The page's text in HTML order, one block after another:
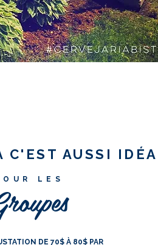
C'EST AUSSI
LES
DE 70$ À 80$ PAR